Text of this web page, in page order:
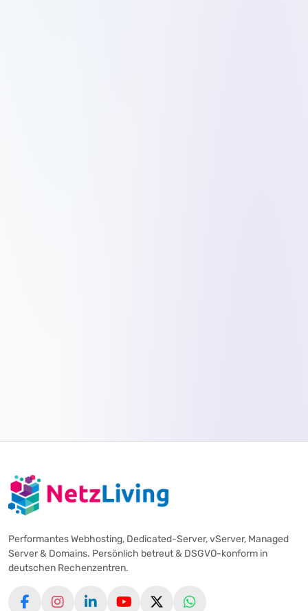
Performantes Webhosting, Dedicated-Server, vServer, Managed
Server & Domains. Persönlich betreut & DSGVO-konform in
deutschen Rechenzentren.